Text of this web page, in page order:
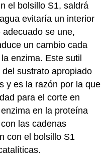
el bolsillo S1, saldrá
evitaría un interior
se une,
un cambio cada
enzima. Este sutil
sustrato apropiado
y es la razón por la que
para el corte en
en la proteína
las cadenas
con el bolsillo S1